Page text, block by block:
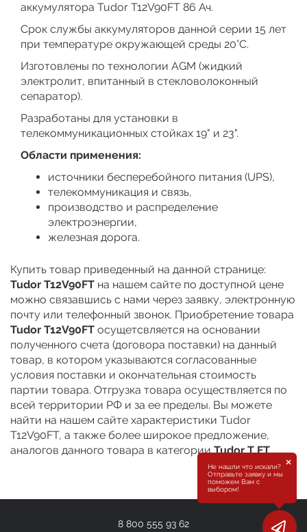
аккумулятора Tudor T12V90FT 86 Ач.
Срок службы аккумуляторов данной серии 15 лет
при температуре окружающей среды 20°C.
Изготовлены по технологии AGM (жидкий
электролит, впитанный в стекловолоконный
сепаратор).
Разработаны для установки в
телекоммуникационных стойках 19" и 23".
Области применения:
источники бесперебойного питания (UPS),
телекоммуникация и связь,
производство и распределение
электроэнергии,
железная дорога.
Купить товар приведенный на данной странице:
Tudor T12V90FT на нашем сайте по доступной цене
можно связавшись с нами через заявку, электронную
почту или телефонный звонок. Приобретение товара
Tudor T12V90FT осущетсвляется на основании
полученного счета (договора поставки) на данный
товар, в котором указываются согласованные
условия поставки и окончательная стоимость
партии товара. Отгрузка товара осуществляется по
всей территории РФ и за ее пределы. Вы можете
найти на нашем сайте характеристики Tudor
T12V90FT, а также более широкое предложение,
аналогов данного товара в категорииTudor T FT.
8 800 555 93 62
Не нашли что искали?
Отправьте заявку и мы
поможем Вам с
выбором!
×